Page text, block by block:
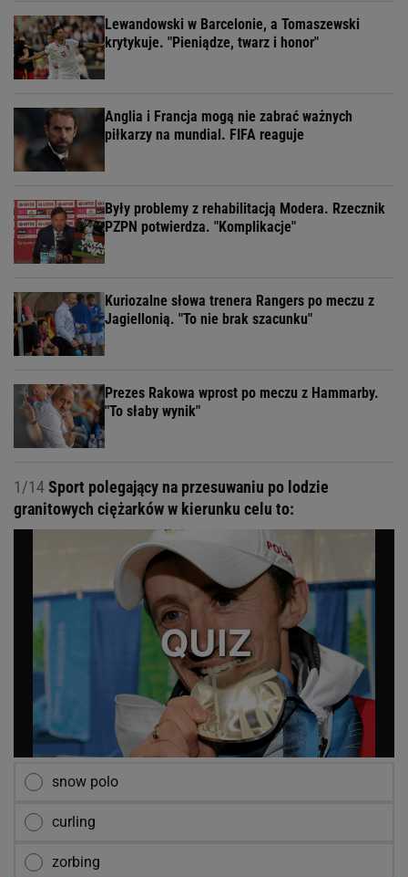
Lewandowski w Barcelonie, a Tomaszewski
krytykuje. "Pieniądze, twarz i honor"
Anglia i Francja mogą nie zabrać ważnych
piłkarzy na mundial. FIFA reaguje
Były problemy z rehabilitacją Modera. Rzecznik
PZPN potwierdza. "Komplikacje"
Kuriozalne słowa trenera Rangers po meczu z
Jagiellonią. "To nie brak szacunku"
Prezes Rakowa wprost po meczu z Hammarby.
"To słaby wynik"
1/14Sport polegający na przesuwaniu po lodzie
granitowych ciężarków w kierunku celu to:
snow polo
curling
zorbing